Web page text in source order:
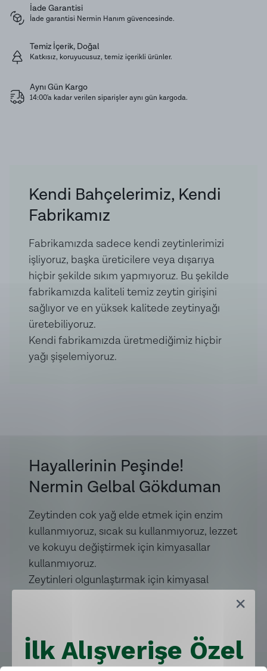
mezelerde, her çeşit ürün ile harika uyum
sağlayacaktır.
Muhafaza Koşulları:
Karanlık, serin ve nemsiz
ederiz. Açıldıktan sonra soğukta muhafaza
edilmelidir.
İade Garantisi
İade garantisi Nermin Hanım güvencesinde.
Temiz İçerik, Doğal
Katkısız, koruyucusuz, temiz içerikli ürünler.
Aynı Gün Kargo
14:00'a kadar verilen siparişler aynı gün kargoda.
Kendi Bahçelerimiz, Kendi
Fabrikamız
Fabrikamızda sadece kendi zeytinlerimizi
işliyoruz, başka üreticilere veya dışarıya
hiçbir şekilde sıkım yapmıyoruz. Bu şekilde
fabrikamızda kaliteli temiz zeytin girişini
sağlıyor ve en yüksek kalitede zeytinyağı
üretebiliyoruz.
Kendi fabrikamızda üretmediğimiz hiçbir
yağı şişelemiyoruz.
Hayallerinin Peşinde!
Nermin Gelbal Gökduman
Zeytinden cok yağ elde etmek için enzim
kullanmıyoruz, sıcak su kullanmıyoruz, lezzet
ve kokuyu değiştirmek için kimyasallar
kullanmıyoruz.
Zeytinleri olgunlaştırmak için kimyasal
İlk Alışverişe Özel